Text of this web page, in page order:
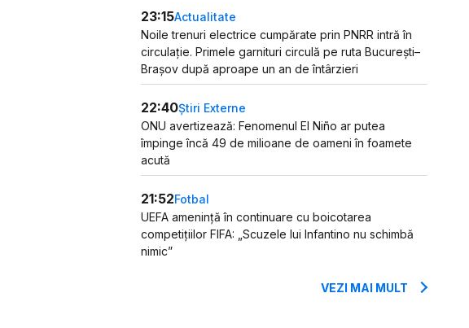
23:15Actualitate
Noile trenuri electrice cumpărate prin PNRR intră în
circulație. Primele garnituri circulă pe ruta București–
Brașov după aproape un an de întârzieri
22:40Știri Externe
ONU avertizează: Fenomenul El Niño ar putea
împinge încă 49 de milioane de oameni în foamete
acută
21:52Fotbal
UEFA amenință în continuare cu boicotarea
competițiilor FIFA: „Scuzele lui Infantino nu schimbă
nimic”
VEZI MAI MULT